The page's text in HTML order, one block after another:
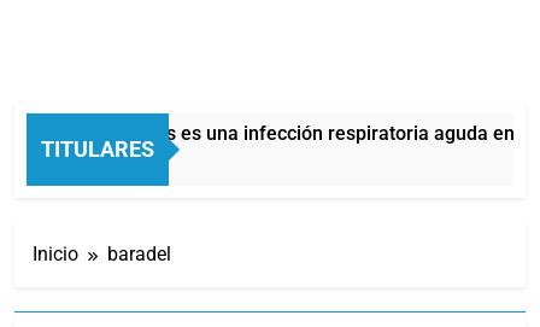
TITULARES
bronquiolitis es una infección respiratoria aguda en los
Minutos Atrás
Inicio baradel